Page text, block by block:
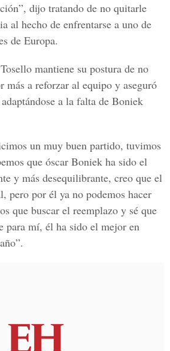
dijo tratando de no quitarle
al hecho de enfrentarse a uno de
de Europa.
Tosello mantiene su postura de no
más a reforzar al equipo y aseguró
a la falta de Boniek
un muy buen partido, tuvimos
que óscar Boniek ha sido el
y más desequilibrante, creo que el
pero por él ya no podemos hacer
que buscar el reemplazo y sé que
para mí, él ha sido el mejor en